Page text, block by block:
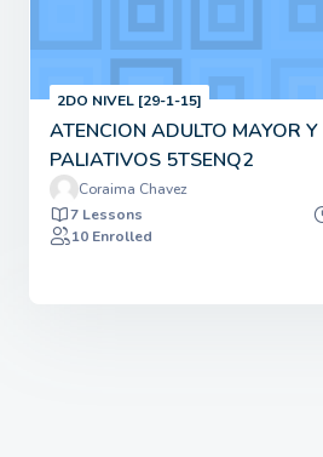
2DO NIVEL [29-1-15]
ATENCION ADULTO MAYOR
PALIATIVOS 5TSENQ2
Coraima Chavez
7 Lessons
10 Enrolled